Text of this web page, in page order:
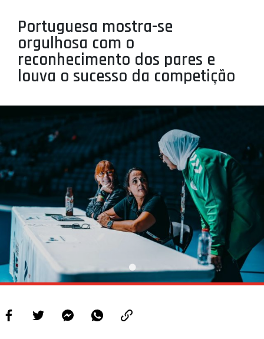
LIGA BETCLIC FEMININA
Portuguesa mostra-se
orgulhosa com o
reconhecimento dos pares e
louva o sucesso da competição